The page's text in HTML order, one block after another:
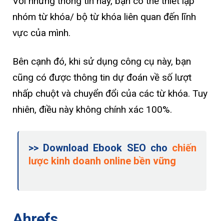
nhóm từ khóa/ bộ từ khóa liên quan đến lĩnh
vực của mình.
Bên cạnh đó, khi sử dụng công cụ này, bạn
cũng có được thông tin dự đoán về số lượt
nhấp chuột và chuyển đổi của các từ khóa. Tuy
nhiên, điều này không chính xác 100%.
>> Download Ebook SEO cho chiến
lược kinh doanh online bền vững